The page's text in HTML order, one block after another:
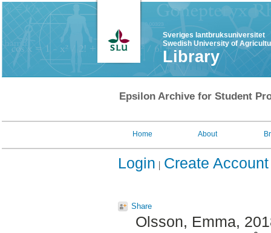
Sveriges lantbruksuniversitet
Swedish University of
Library
Epsilon Archive for Student
Home About
Login Create Account
Share
Olsson, Emma,